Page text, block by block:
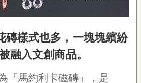
磚樣式也多，一塊塊繽紛
融入文創商品。
「馬約利卡磁磚」，是